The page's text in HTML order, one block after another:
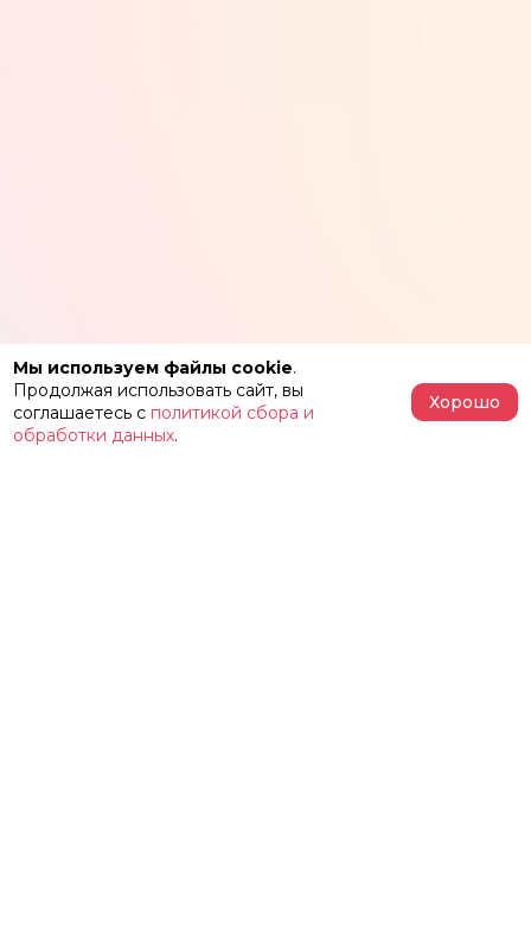
Мы используем файлы cookie.
Продолжая использовать сайт, вы
соглашаетесь с политикой сбора и
обработки данных.
Хорошо